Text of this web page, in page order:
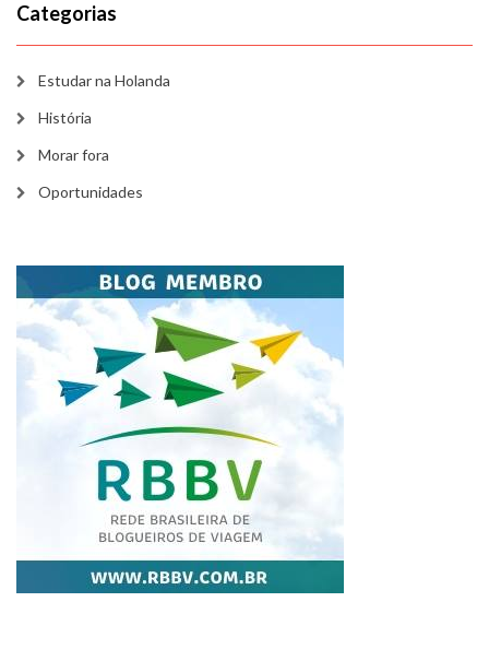
Categorias
Estudar na Holanda
História
Morar fora
Oportunidades